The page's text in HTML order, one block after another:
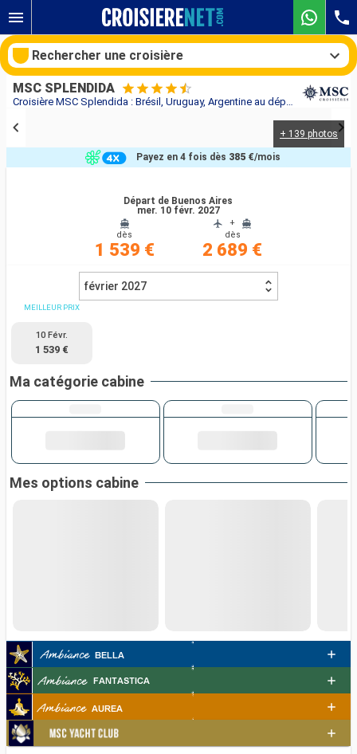
Croisière MSC Splendida : Brésil, Uruguay, Argentine au départ de Buenos Aires
MSC SPLENDIDA
+ 139 photos
Départ de Buenos Aires
mer. 10 févr. 2027
dès
1 539 €
+
dès
2 689 €
Payez en 4 fois dès 385 €/mois
février 2027
MEILLEUR PRIX
10 Févr.
1 539 €
Ma catégorie cabine
Mes options cabine
Rechercher une croisière
Compagnies
Rechercher